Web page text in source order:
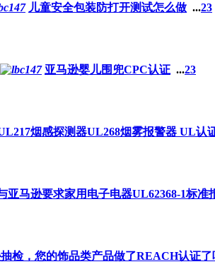
儿童安全包装防打开测试怎么做 ...23
亚马逊婴儿围兜CPC认证 ...23
烟感探测器UL268烟雾报警器 UL认
亚马逊要求家用电子电器UL62368-1标准
检，您的饰品类产品做了REACH认证了